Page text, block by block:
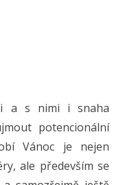
a s nimi i snaha
potencionální
Vánoc je nejen
ale především se